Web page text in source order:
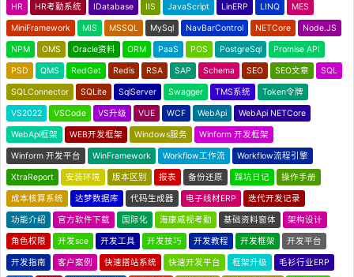
HR HR考勤系统 IDatabase IIS JavaScript LinERP LINQ MES
MiniFramework MIS MSSQL MySql NavBarControl NETCore Node.JS
NPM OMS Oracle资料 ORM PaaS POS PostgreSql Promise API
PSD QMS RedGet Redis RSA SAP Schema SEO SEO文章 SQL
SQLConnector SQLite SqlServer Swagger TMS系统 Token令牌
VS2022 VSCode VS升级 VUE WCF WebApi WebApi NETCore
WebApi框架 WEB开发框架 Windows服务 Winform 开发框架
Winform 开发平台 WinFramework Workflow工作流 Workflow流程引擎
XtraReport 安装环境 版本区别 报表 备份还原 踩坑日记 操作手册
成本核算系统 达梦数据库 代码生成器 电子线材ERP 迭代开发记录
功能介绍 官方软件下载 国际化 海康威视考勤 基础资料窗体 架构设计
角色权限 开发sce 开发工具 开发技巧 开发教程 开发框架 开发平台
开发指南 客户案例 快速搭站系统 快速开发平台 框架升级 毛衫行业ERP